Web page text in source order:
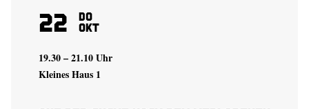
22 Do
Okt
19.30 – 21.10 Uhr
Kleines Haus 1